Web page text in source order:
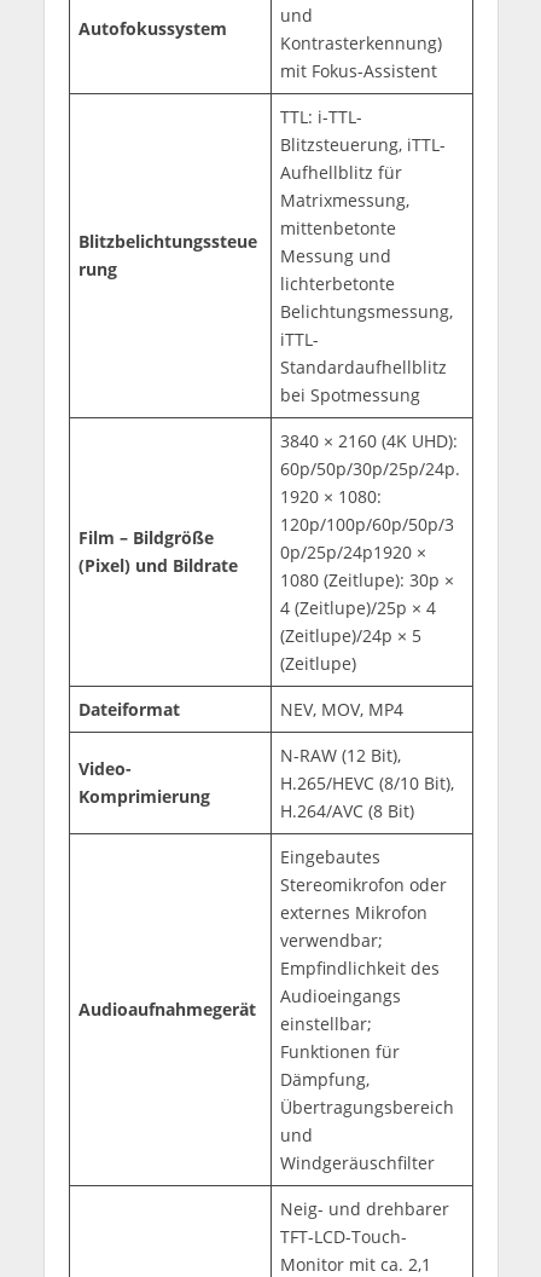
Autofokussystem
und
Kontrasterkennung)
mit Fokus-Assistent
Blitzbelichtungssteue
rung
TTL: i-TTL-
Blitzsteuerung, iTTL-
Aufhellblitz für
Matrixmessung,
mittenbetonte
Messung und
lichterbetonte
Belichtungsmessung,
iTTL-
Standardaufhellblitz
bei Spotmessung
Film – Bildgröße
(Pixel) und Bildrate
3840 × 2160 (4K UHD):
60p/50p/30p/25p/24p.
1920 × 1080:
120p/100p/60p/50p/3
0p/25p/24p1920 ×
1080 (Zeitlupe): 30p ×
4 (Zeitlupe)/25p × 4
(Zeitlupe)/24p × 5
(Zeitlupe)
Dateiformat
NEV, MOV, MP4
Video-
Komprimierung
N-RAW (12 Bit),
H.265/HEVC (8/10 Bit),
H.264/AVC (8 Bit)
Audioaufnahmegerät
Eingebautes
Stereomikrofon oder
externes Mikrofon
verwendbar;
Empfindlichkeit des
Audioeingangs
einstellbar;
Funktionen für
Dämpfung,
Übertragungsbereich
und
Windgeräuschfilter
Neig- und drehbarer
TFT-LCD-Touch-
Monitor mit ca. 2,1